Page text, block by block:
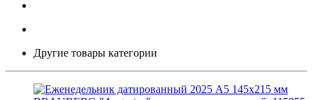
Другие товары категории